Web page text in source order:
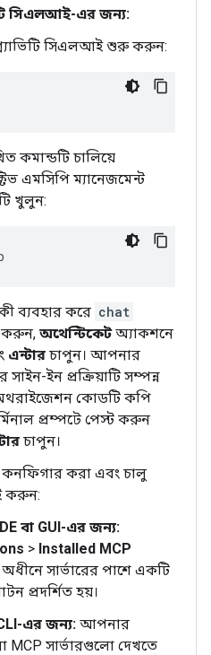
সিএলআই-এর জন্য:
সিএলআই শুরু করুন:
কমান্ডটি চালিয়ে
এমসিপি ম্যানেজমেন্ট
খুলুন:
ব্যবহার করে chat
করুন, অথেন্টিকেটঅ্যাকশনে
এন্টার চাপুন। আপনার
সাইন-ইন প্রক্রিয়াটি সম্পন্ন
কোডটি কপি
প্রম্পটে পেস্ট করুন
চাপুন।
কনফিগার করা এবং চালু
করুন:
বা GUI-এর জন্য:
> Installed MCP
অধীনে সার্ভারের পাশে একটি
প্রদর্শিত হয়।
এর জন্য: আপনার
MCP সার্ভারগুলো দেখতে